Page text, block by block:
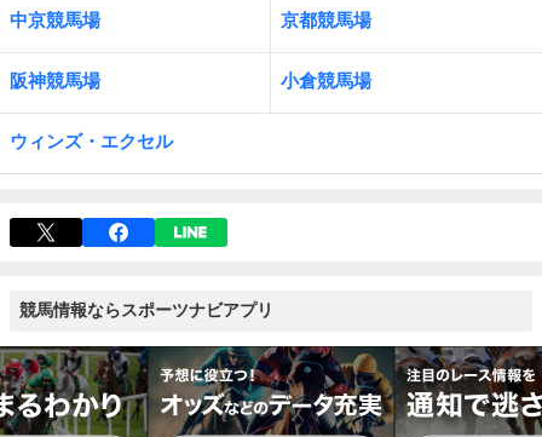
中京競馬場 京都競馬場
阪神競馬場 小倉競馬場
ウィンズ・エクセル
競馬情報ならスポーツナビアプリ